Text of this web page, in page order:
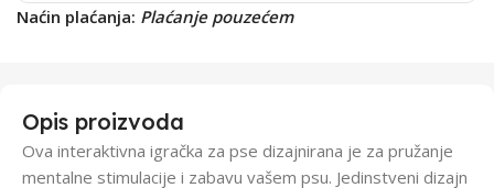
Naćin plaćanja: Plaćanje pouzećem
Opis proizvoda
Ova interaktivna igračka za pse dizajnirana je za pružanje
mentalne stimulacije i zabavu vašem psu. Jedinstveni dizajn